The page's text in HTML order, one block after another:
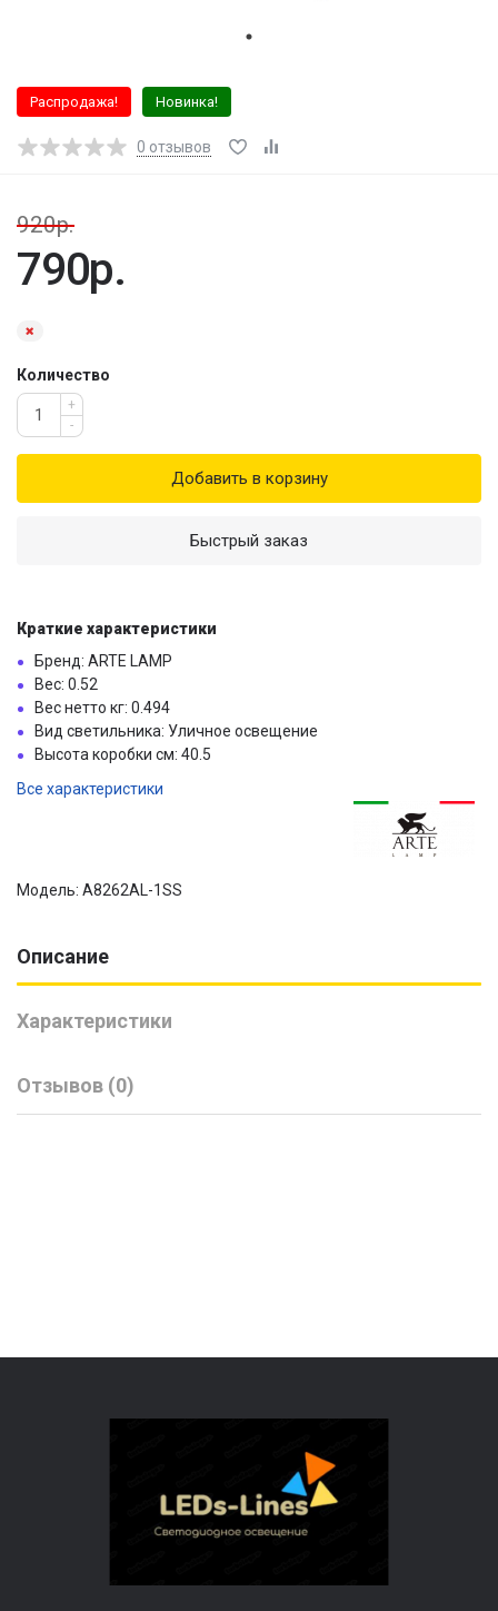
Распродажа! Новинка!
0 отзывов
920р.
790р.
Количество
+
-
Добавить в корзину
Быстрый заказ
Краткие характеристики
Бренд: ARTE LAMP
Вес: 0.52
Вес нетто кг: 0.494
Вид светильника: Уличное освещение
Высота коробки см: 40.5
Все характеристики
Модель: A8262AL-1SS
Описание
Характеристики
Отзывов (0)